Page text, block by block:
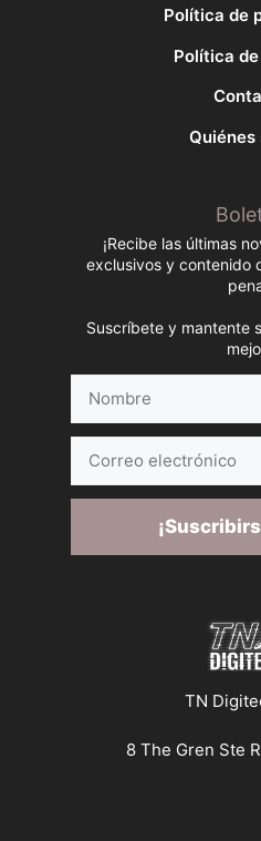
Política de
Política
Quiénes
¡Recibe las últimas
exclusivos y contenido
Suscríbete y mantente
electrónico
TN
8 The Gren Ste